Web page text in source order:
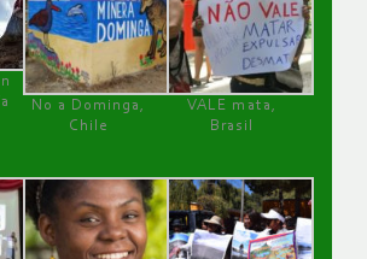
No a Dominga,
Chile
VALE mata,
Brasil